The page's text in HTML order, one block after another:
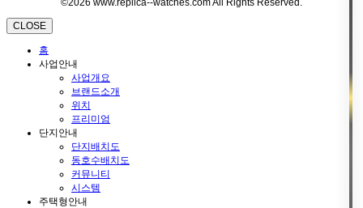
©2026 www.replica--watches.com All Rights Reserved.
CLOSE
홈
사업안내
사업개요
브랜드소개
위치
프리미엄
단지안내
단지배치도
동호수배치도
커뮤니티
시스템
주택형안내